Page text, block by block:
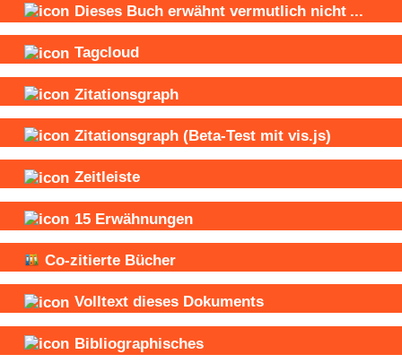
Dieses Buch erwähnt vermutlich nicht ...
Tagcloud
Zitationsgraph
Zitationsgraph (Beta-Test mit vis.js)
Zeitleiste
15 Erwähnungen
Co-zitierte Bücher
Volltext dieses Dokuments
Bibliographisches